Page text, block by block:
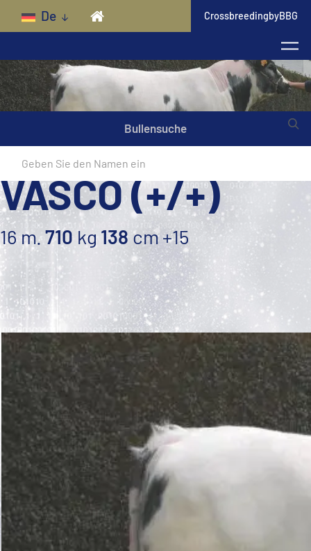
Skip to main content
De CrossbreedingbyBBG
Bullensuche
VASCO (+/+)
16 m.710 kg 138 cm+15